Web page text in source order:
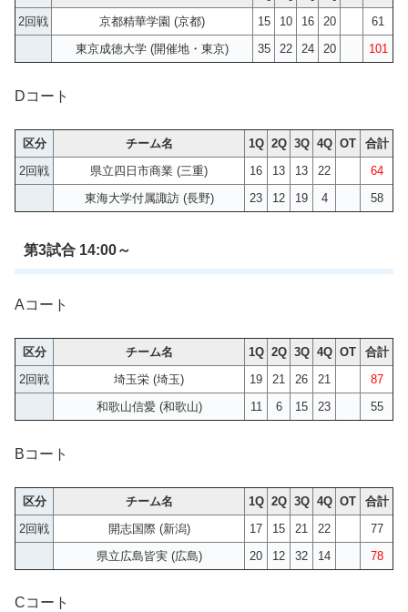
2回戦
京都精華学園 (京都) 15 10 16 20
61
東京成徳大学 (開催地・東京)
35 22 24 20 101
Dコート
区分 チーム名 1Q 2Q 3Q 4Q OT
合計
2回戦
県立四日市商業 (三重) 16 13 13 22
64
東海大学付属諏訪 (長野)
23 12 19 4 58
第3試合 14:00～
Aコート
区分 チーム名 1Q 2Q 3Q 4Q OT
合計
2回戦
埼玉栄 (埼玉) 19 21 26 21
87
和歌山信愛 (和歌山)
11 6 15 23 55
Bコート
区分 チーム名 1Q 2Q 3Q 4Q OT
合計
2回戦
開志国際 (新潟) 17 15 21 22
77
県立広島皆実 (広島)
20 12 32 14 78
Cコート